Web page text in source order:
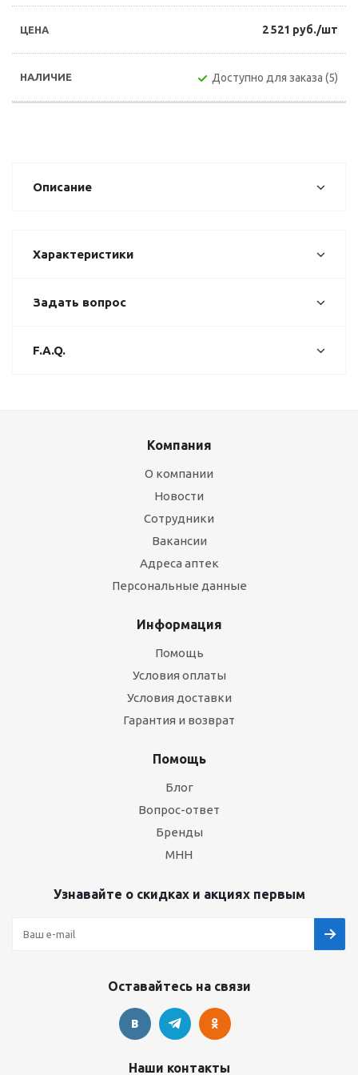
2 521 руб./шт
Доступно для заказа (5)
Описание
Характеристики
Задать вопрос
F.A.Q.
Компания
О компании
Новости
Сотрудники
Вакансии
Адреса аптек
Персональные данные
Информация
Помощь
Условия оплаты
Условия доставки
Гарантия и возврат
Помощь
Блог
Вопрос-ответ
Бренды
МНН
Узнавайте о скидках и акциях первым
Оставайтесь на связи
Наши контакты